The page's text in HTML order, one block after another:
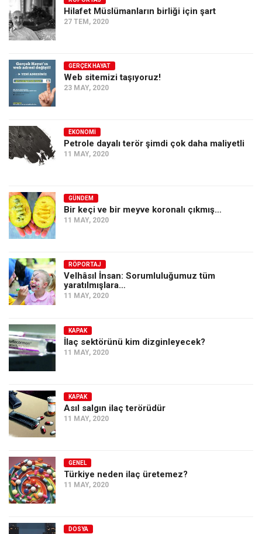
Ekonomi
Spor
Sağlık
Gıda-Beslenme
Türkiye
Siyaset
Dünya
Asya
Amerika
Avustralya
Tarih
Düşünce
Dosyalar
Hilafet Müslümanların birliği için şart
27 TEM, 2020
GERÇEK HAYAT
Web sitemizi taşıyoruz!
23 MAY, 2020
EKONOMI
Petrole dayalı terör şimdi çok daha maliyetli
11 MAY, 2020
GÜNDEM
Bir keçi ve bir meyve koronalı çıkmış…
11 MAY, 2020
RÖPORTAJ
Velhâsıl İnsan: Sorumluluğumuz tüm
yaratılmışlara…
11 MAY, 2020
KAPAK
İlaç sektörünü kim dizginleyecek?
11 MAY, 2020
KAPAK
Asıl salgın ilaç terörüdür
11 MAY, 2020
GENEL
Türkiye neden ilaç üretemez?
11 MAY, 2020
DOSYA